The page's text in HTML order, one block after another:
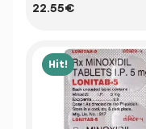
22.55€
Hit!